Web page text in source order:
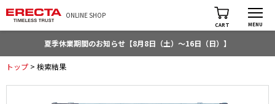
ONLINE SHOP
CART MENU
夏季休業期間のお知らせ【8月8日（土）～16日（日）】
トップ > 検索結果